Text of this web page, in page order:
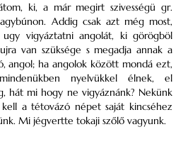
ki, a már megirt szivességü gr.
Addig csak azt még most,
vigyáztatni angolát, ki görögböl
van szüksége s megadja annak a
angol; ha angolok között mondá ezt,
nyelvükkel élnek, el
hát mi hogy ne vigyáznánk? Nekünk
a tétovázó népet saját kincséhez
Mi jégvertte tokaji szőlő vagyunk.